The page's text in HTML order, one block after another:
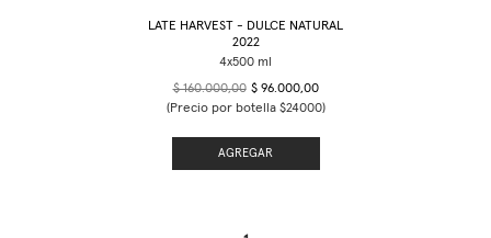
LATE HARVEST - DULCE NATURAL
2022
$ 160.000,00 $ 96.000,00
(Precio por botella $24000)
AGREGAR